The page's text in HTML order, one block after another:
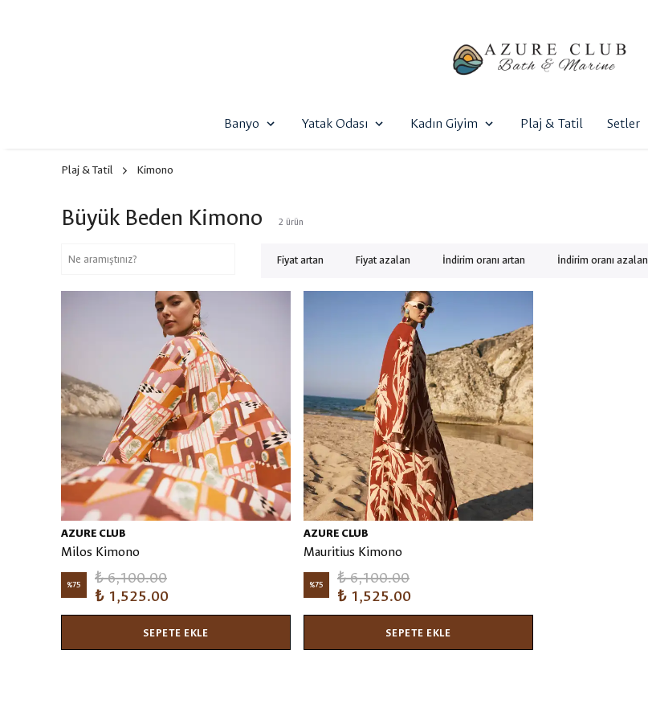
Banyo Yatak Odası Kadın Giyim Plaj & Tatil Setler
Plaj & Tatil Kimono
Büyük Beden Kimono 2 ürün
Fiyat artan Fiyat azalan İndirim oranı artan İndirim oranı azalan
AZURE CLUB
Milos Kimono
%75
₺ 6,100.00
₺ 1,525.00
SEPETE EKLE
AZURE CLUB
Mauritius Kimono
%75
₺ 6,100.00
₺ 1,525.00
SEPETE EKLE